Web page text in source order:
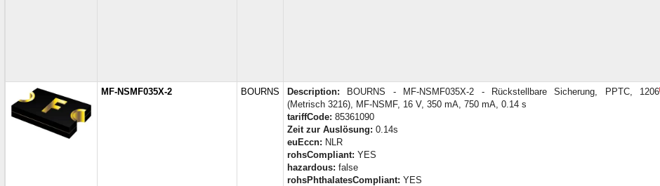
MF-NSMF035X-2 BOURNS Description: BOURNS - MF-NSMF035X-2 - Rückstellbare Sicherung, PPTC, 1206
(Metrisch 3216), MF-NSMF, 16 V, 350 mA, 750 mA, 0.14 s
tariffCode: 85361090
Zeit zur Auslösung: 0.14s
euEccn: NLR
rohsCompliant: YES
hazardous: false
rohsPhthalatesCompliant: YES